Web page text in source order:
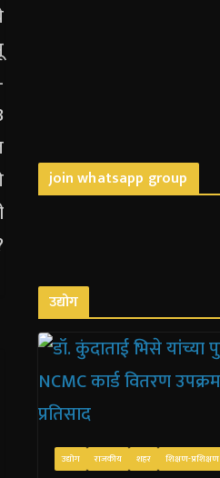
join whatsapp group
उद्योग
उद्योग राजकीय शहर शिक्षण-प्रशिक्षण